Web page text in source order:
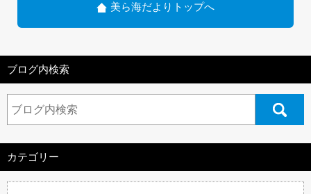
美ら海だよりトップへ
ブログ内検索
カテゴリー